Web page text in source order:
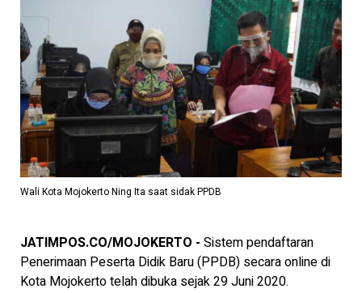
Wali Kota Mojokerto Ning Ita saat sidak PPDB
JATIMPOS.CO/MOJOKERTO - Sistem pendaftaran
Penerimaan Peserta Didik Baru (PPDB) secara online di
Kota Mojokerto telah dibuka sejak 29 Juni 2020.